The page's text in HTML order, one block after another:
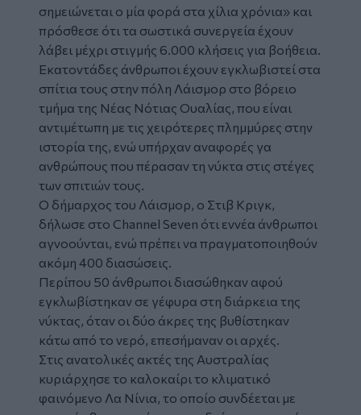
σημειώνεται ο μία φορά στα χίλια χρόνια» και
πρόσθεσε ότι τα σωστικά συνεργεία έχουν
λάβει μέχρι στιγμής 6.000 κλήσεις για βοήθεια.
Εκατοντάδες άνθρωποι έχουν εγκλωβιστεί στα
σπίτια τους στην πόλη Λάισμορ στο βόρειο
τμήμα της Νέας Νότιας Ουαλίας, που είναι
αντιμέτωπη με τις χειρότερες πλημμύρες στην
ιστορία της, ενώ υπήρχαν αναφορές γα
ανθρώπους που πέρασαν τη νύκτα στις στέγες
των σπιτιών τους.
Ο δήμαρχος του Λάισμορ, ο Στιβ Κριγκ,
δήλωσε στο Channel Seven ότι εννέα άνθρωποι
αγνοούνται, ενώ πρέπει να πραγματοποιηθούν
ακόμη 400 διασώσεις.
Περίπου 50 άνθρωποι διασώθηκαν αφού
εγκλωβίστηκαν σε γέφυρα στη διάρκεια της
νύκτας, όταν οι δύο άκρες της βυθίστηκαν
κάτω από το νερό, επεσήμαναν οι αρχές.
Στις ανατολικές ακτές της Αυστραλίας
κυριάρχησε το καλοκαίρι το κλιματικό
φαινόμενο Λα Νίνια, το οποίο συνδέεται με